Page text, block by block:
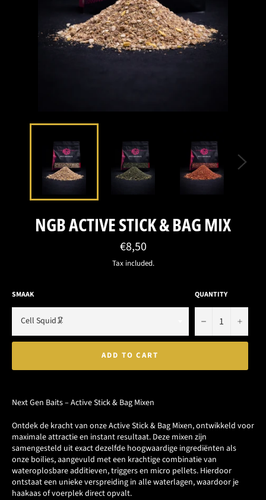
NGB ACTIVE STICK & BAG MIX
Regular
price
€8,50
Tax included.
SMAAK QUANTITY
− +
ADD TO CART
Next Gen Baits – Active Stick & Bag Mixen
Ontdek de kracht van onze Active Stick & Bag Mixen, ontwikkeld voor
maximale attractie en instant resultaat. Deze mixen zijn
samengesteld uit exact dezelfde hoogwaardige ingrediënten als
onze boilies, aangevuld met een krachtige combinatie van
wateroplosbare additieven, triggers en micro pellets. Hierdoor
ontstaat een unieke verspreiding in alle waterlagen, waardoor je
haakaas of voerplek direct opvalt.